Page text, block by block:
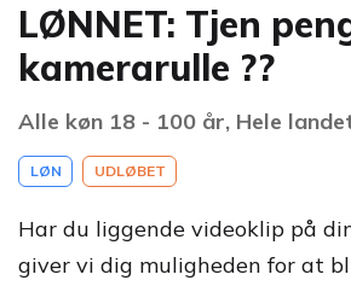
LØNNET: Tjen
kamerarulle ??
Alle køn 18 - 100 år, Hele
LØN UDLØBET
Har du liggende videoklip på
giver vi dig muligheden for at